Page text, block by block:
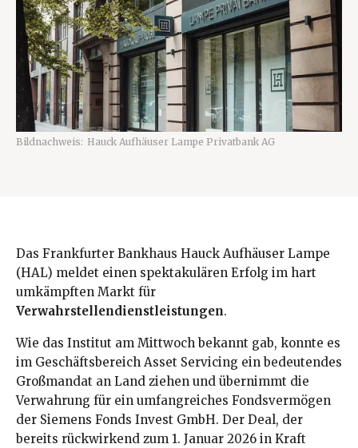
Bildnachweis: Hauck Aufhäuser Lampe Privatbank AG
Das Frankfurter Bankhaus Hauck Aufhäuser Lampe
(HAL) meldet einen spektakulären Erfolg im hart
umkämpften Markt für
Verwahrstellendienstleistungen.
Wie das Institut am Mittwoch bekannt gab, konnte es
im Geschäftsbereich Asset Servicing ein bedeutendes
Großmandat an Land ziehen und übernimmt die
Verwahrung für ein umfangreiches Fondsvermögen
der Siemens Fonds Invest GmbH. Der Deal, der
bereits rückwirkend zum 1. Januar 2026 in Kraft